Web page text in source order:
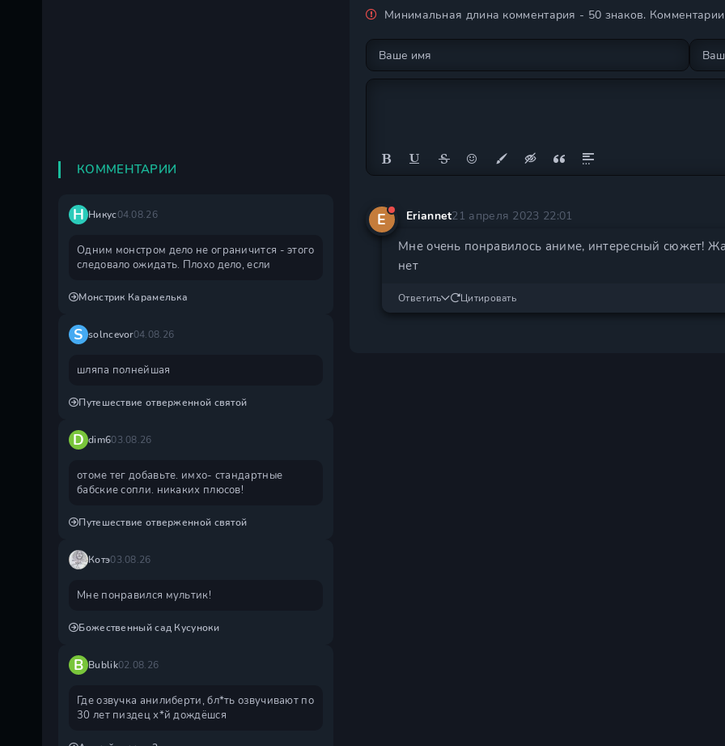
Минимальная длина комментария - 50 знаков.
E Eriannet21 апреля 2023 22:01
Мне очень понравилось аниме, интересный сюжет!
нет
Ответить Цитировать
КОММЕНТАРИИ
Н Никус04.08.26
Одним монстром дело не ограничится - этого
следовало ожидать. Плохо дело, если
Монстрик Карамелька
S solncevor04.08.26
шляпа полнейшая
Путешествие отверженной святой
D dim603.08.26
отоме тег добавьте. имхо- стандартные
бабские сопли. никаких плюсов!
Путешествие отверженной святой
Котэ03.08.26
Мне понравился мультик!
Божественный сад Кусуноки
B Bublik02.08.26
Где озвучка анилиберти, бл*ть озвучивают по
30 лет пиздец х*й дождëшся